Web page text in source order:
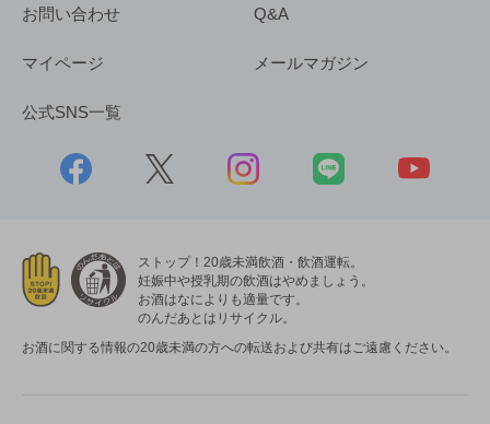
お問い合わせ Q&A
マイページ メールマガジン
公式SNS一覧
ストップ！20歳未満飲酒・飲酒運転。
妊娠中や授乳期の飲酒はやめましょう。
お酒はなによりも適量です。
のんだあとはリサイクル。
お酒に関する情報の20歳未満の方への転送および共有はご遠慮ください。